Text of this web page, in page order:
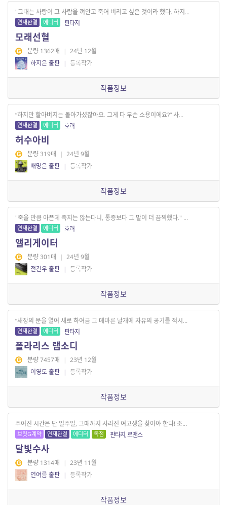
"그대는 사랑이 그 사람을 껴안고 죽어 버리고 싶은 것이라 했다. 하지...
연재완결 에디터 판타지
모래선혈
분량 1362매 | 24년 12월
하지은 출판 | 등록작가
작품정보
“하지만 할아버지는 돌아가셨잖아요. 그게 다 무슨 소용이에요?” 사...
연재완결 에디터 호러
허수아비
분량 319매 | 24년 9월
배명은 출판 | 등록작가
작품정보
"죽을 만큼 아픈데 죽지는 않는다니, 통증보다 그 말이 더 끔찍했다." ...
연재완결 에디터 호러
앨리게이터
분량 301매 | 24년 9월
전건우 출판 | 등록작가
작품정보
“새장의 문을 열어 새로 하여금 그 메마른 날개에 자유의 공기를 적시...
연재완결 에디터 판타지
폴라리스 랩소디
분량 7457매 | 23년 12월
이영도 출판 | 등록작가
작품정보
주어진 시간은 단 일주일, 그때까지 사라진 여고생을 찾아야 한다! 조...
브릿G계약 연재완결 에디터 독점 판타지, 로맨스
달빛수사
분량 1314매 | 23년 11월
연여름 출판 | 등록작가
작품정보